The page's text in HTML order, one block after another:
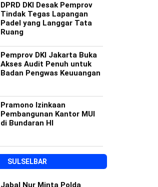
DPRD DKI Desak Pemprov
Tindak Tegas Lapangan
Padel yang Langgar Tata
Ruang
Pemprov DKI Jakarta Buka
Akses Audit Penuh untuk
Badan Pengwas Keuuangan
Pramono Izinkaan
Pembangunan Kantor MUI
di Bundaran HI
SULSELBAR
Jabal Nur Minta Polda